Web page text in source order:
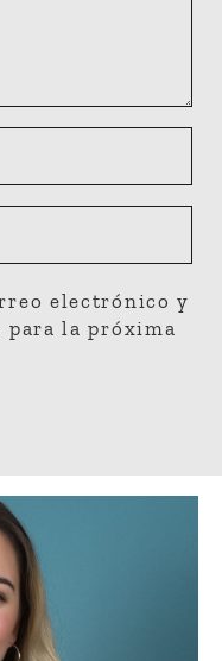
electrónico y
para la próxima